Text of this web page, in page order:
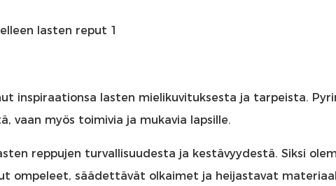
inspiraationsa lasten mielikuvituksesta ja tarpeista.
vaan myös toimivia ja mukavia lapsille.
reppujen turvallisuudesta ja kestävyydestä. Siksi
ompeleet, säädettävät olkaimet ja heijastavat